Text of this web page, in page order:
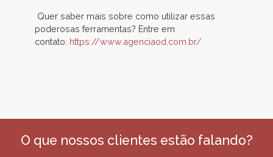
Quer saber mais sobre como utilizar essas
poderosas ferramentas? Entre em
contato: https://www.agenciaod.com.br/
O que nossos clientes estão falando?